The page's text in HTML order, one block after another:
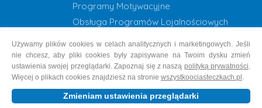
Programy Motywacyjne
Obsługa Programów Lojalnościowych
Copyright © 1999-2026 Grupa EURA7 | os. 2 Pułku Lotniczego 47A, 31-
870 Kraków
Używamy plików cookies w celach analitycznych i marketingowych. Jeśli
nie chcesz, aby pliki cookies były zapisywane na Twoim dysku zmień
ustawienia swojej przeglądarki. Zapoznaj się z naszą polityką prywatności.
Więcej o plikach cookies znajdziesz na stronie wszystkoociasteczkach.pl .
Zmieniam ustawienia przeglądarki